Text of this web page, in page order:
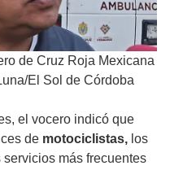
de Cruz Roja Mexicana
El Sol de Córdoba
el vocero indicó que
de motociclistas, los
más frecuentes